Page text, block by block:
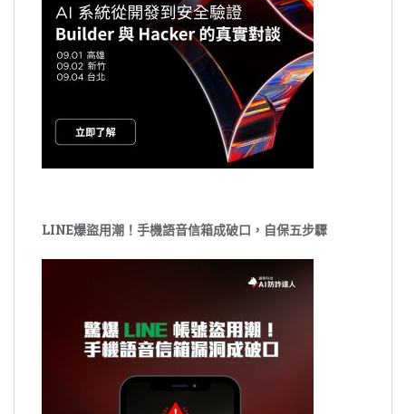
LINE爆盜用潮！手機語音信箱成破口，自保五步驟